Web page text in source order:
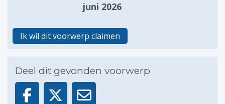
juni 2026
Ik wil dit voorwerp claimen
Deel dit gevonden voorwerp